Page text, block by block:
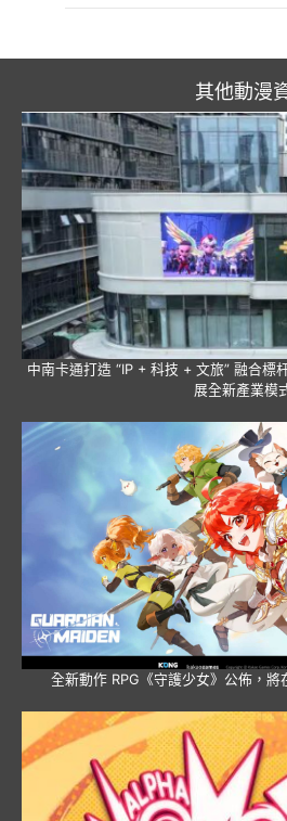
其他動漫
中南卡通打造 “IP + 科技 + 文旅” 融合標
展全新產業模
全新動作 RPG《守護少女》公佈，